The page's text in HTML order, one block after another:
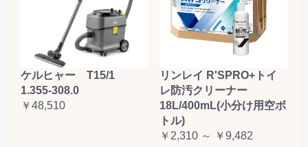
ケルヒャー T15/1
1.355-308.0
￥48,510
リンレイ R'SPRO+トイ
レ防汚クリーナー
18L/400mL(小分け用空ボ
トル)
￥2,310 ～ ￥9,482